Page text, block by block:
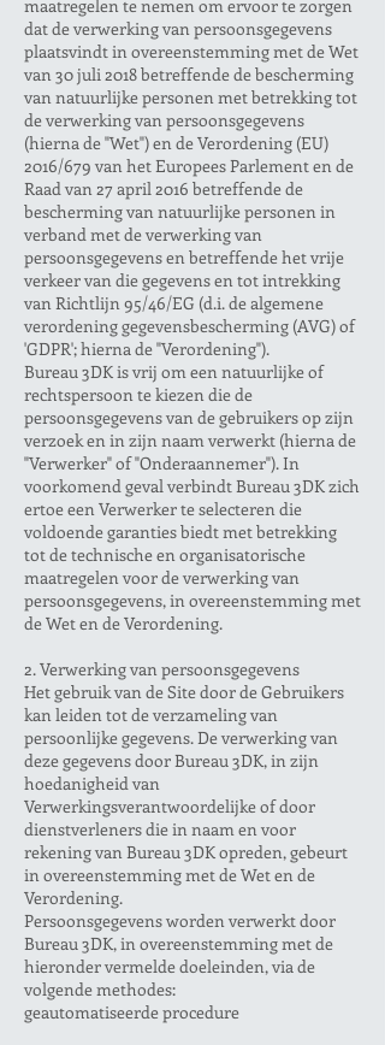
maatregelen te nemen om ervoor te zorgen
dat de verwerking van persoonsgegevens
plaatsvindt in overeenstemming met de Wet
van 30 juli 2018 betreffende de bescherming
van natuurlijke personen met betrekking tot
de verwerking van persoonsgegevens
(hierna de "Wet") en de Verordening (EU)
2016/679 van het Europees Parlement en de
Raad van 27 april 2016 betreffende de
bescherming van natuurlijke personen in
verband met de verwerking van
persoonsgegevens en betreffende het vrije
verkeer van die gegevens en tot intrekking
van Richtlijn 95/46/EG (d.i. de algemene
verordening gegevensbescherming (AVG) of
'GDPR'; hierna de "Verordening").
Bureau 3DK is vrij om een natuurlijke of
rechtspersoon te kiezen die de
persoonsgegevens van de gebruikers op zijn
verzoek en in zijn naam verwerkt (hierna de
"Verwerker" of "Onderaannemer"). In
voorkomend geval verbindt Bureau 3DK zich
ertoe een Verwerker te selecteren die
voldoende garanties biedt met betrekking
tot de technische en organisatorische
maatregelen voor de verwerking van
persoonsgegevens, in overeenstemming met
de Wet en de Verordening.
2. Verwerking van persoonsgegevens
Het gebruik van de Site door de Gebruikers
kan leiden tot de verzameling van
persoonlijke gegevens. De verwerking van
deze gegevens door Bureau 3DK, in zijn
hoedanigheid van
Verwerkingsverantwoordelijke of door
dienstverleners die in naam en voor
rekening van Bureau 3DK opreden, gebeurt
in overeenstemming met de Wet en de
Verordening.
Persoonsgegevens worden verwerkt door
Bureau 3DK, in overeenstemming met de
hieronder vermelde doeleinden, via de
volgende methodes:
geautomatiseerde procedure